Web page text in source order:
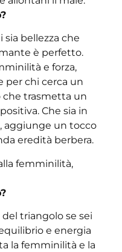
sia bellezza che
è perfetto.
e forza,
per chi cerca un
trasmetta un
Che sia in
aggiunge un tocco
eredità berbera.
femminilità,
triangolo se sei
e energia
la femminilità e la